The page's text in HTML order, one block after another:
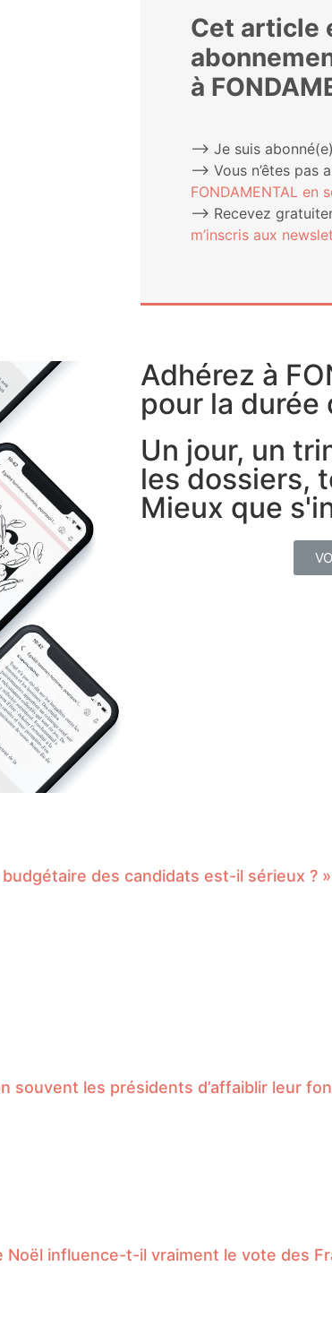
Cet article
à
⟶ Je suis
⟶ Vous n’êtes pas
FONDAMENTAL en
⟶ Rece­vez
m’ins­cris aux
Adhérez à
pour la durée
Un jour, un
les dossiers,
Mieux que
budgétaire des candidats est-il sérieux ? »
souvent les présidents d’affaiblir leur
Noël influence-t-il vraiment le vote des